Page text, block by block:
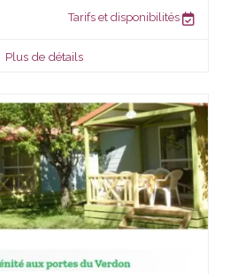
Tarifs et disponibilités
Plus de détails